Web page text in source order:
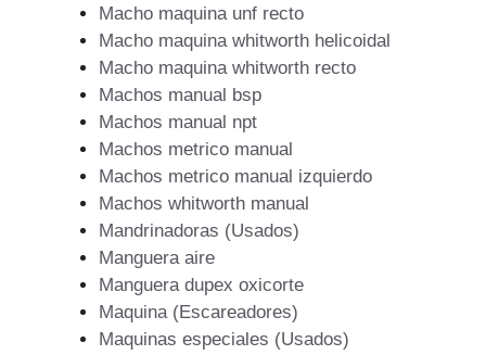
Macho maquina unf recto
Macho maquina whitworth helicoidal
Macho maquina whitworth recto
Machos manual bsp
Machos manual npt
Machos metrico manual
Machos metrico manual izquierdo
Machos whitworth manual
Mandrinadoras (Usados)
Manguera aire
Manguera dupex oxicorte
Maquina (Escareadores)
Maquinas especiales (Usados)